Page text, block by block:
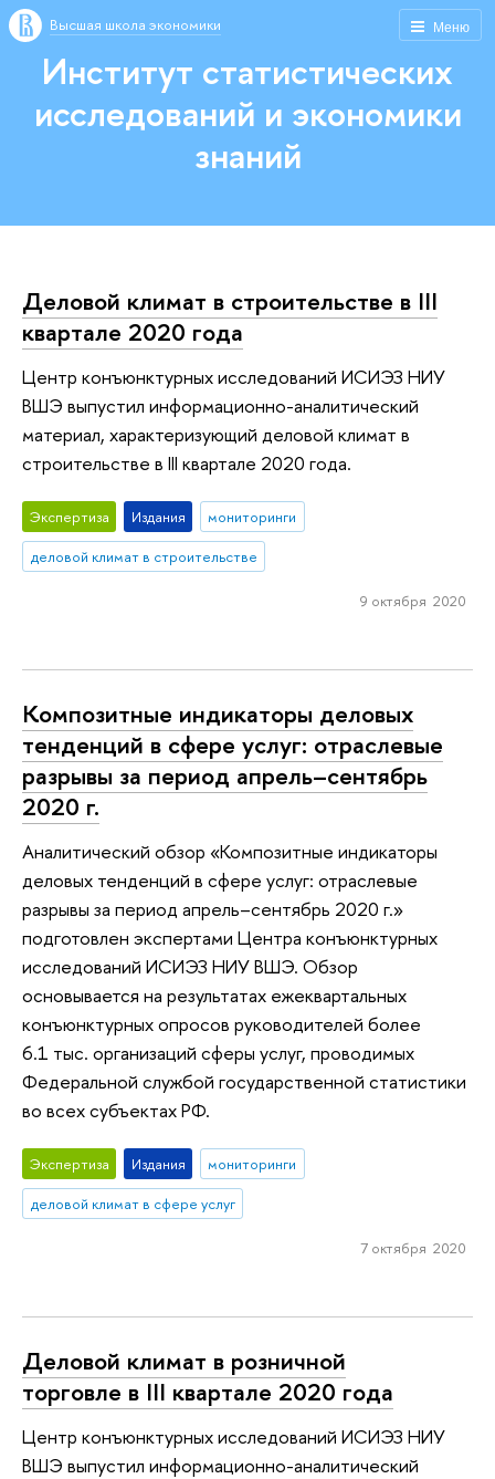
Меню
Высшая школа экономики
Институт статистических
исследований и экономики
знаний
Деловой климат в строительстве в III
квартале 2020 года
Центр конъюнктурных исследований ИСИЭЗ НИУ
ВШЭ выпустил информационно-аналитический
материал, характеризующий деловой климат в
строительстве в III квартале 2020 года.
Экспертиза Издания
мониторинги
деловой климат в строительстве
9 октября 2020
Композитные индикаторы деловых
тенденций в сфере услуг: отраслевые
разрывы за период апрель–сентябрь
2020 г.
Аналитический обзор «Композитные индикаторы
деловых тенденций в сфере услуг: отраслевые
разрывы за период апрель–сентябрь 2020 г.»
подготовлен экспертами Центра конъюнктурных
исследований ИСИЭЗ НИУ ВШЭ. Обзор
основывается на результатах ежеквартальных
конъюнктурных опросов руководителей более
6.1 тыс. организаций сферы услуг, проводимых
Федеральной службой государственной статистики
во всех субъектах РФ.
Экспертиза Издания
мониторинги
деловой климат в сфере услуг
7 октября 2020
Деловой климат в розничной
торговле в III квартале 2020 года
Центр конъюнктурных исследований ИСИЭЗ НИУ
ВШЭ выпустил информационно-аналитический